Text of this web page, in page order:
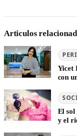
Articulos
Yicet
con
El sol
y el